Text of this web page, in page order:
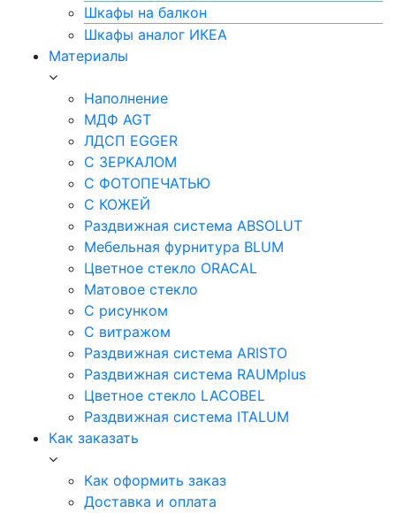
Шкафы на балкон
Шкафы аналог ИКЕА
Материалы
Наполнение
МДФ AGT
ЛДСП EGGER
С ЗЕРКАЛОМ
С ФОТОПЕЧАТЬЮ
С КОЖЕЙ
Раздвижная система ABSOLUT
Мебельная фурнитура BLUM
Цветное стекло ORACAL
Матовое стекло
C рисунком
C витражом
Раздвижная система ARISTO
Раздвижная система RAUMplus
Цветное стекло LACOBEL
Раздвижная система ITALUM
Как заказать
Как оформить заказ
Доставка и оплата